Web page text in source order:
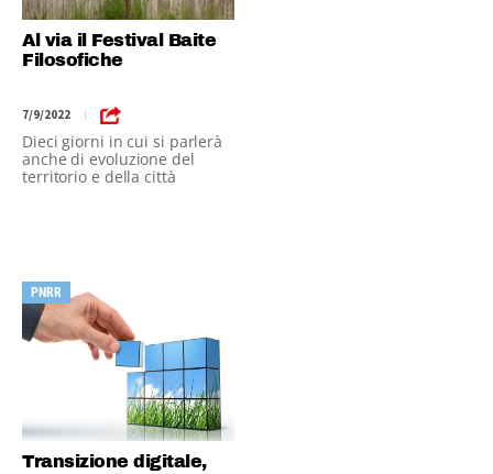
Al via il Festival Baite
Filosofiche
7/9/2022 |
Dieci giorni in cui si parlerà
anche di evoluzione del
territorio e della città
PNRR
Transizione digitale,